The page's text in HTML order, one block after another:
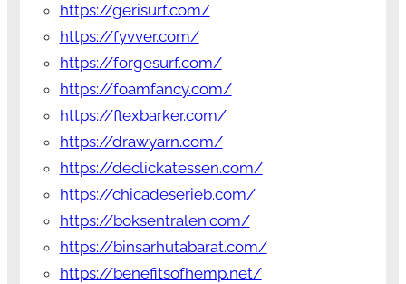
https://gerisurf.com/
https://fyvver.com/
https://forgesurf.com/
https://foamfancy.com/
https://flexbarker.com/
https://drawyarn.com/
https://declickatessen.com/
https://chicadeserieb.com/
https://boksentralen.com/
https://binsarhutabarat.com/
https://benefitsofhemp.net/